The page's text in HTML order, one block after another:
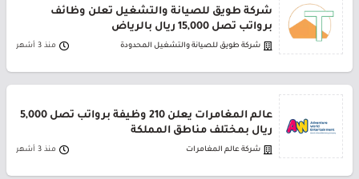
شركة طويق للصيانة والتشغيل تعلن وظائف
برواتب تصل 15,000 ريال بالرياض
شركة طويق للصيانة والتشغيل المحدودة منذ 3 أشهر
عالم المغامرات يعلن 210 وظيفة برواتب تصل 5,000
ريال بمختلف مناطق المملكة
شركة عالم المغامرات منذ 3 أشهر